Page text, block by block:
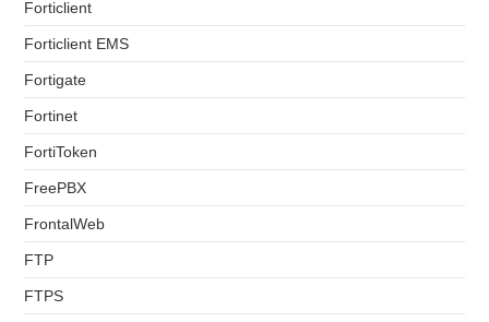
Forticlient
Forticlient EMS
Fortigate
Fortinet
FortiToken
FreePBX
FrontalWeb
FTP
FTPS